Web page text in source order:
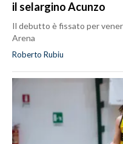
il selargino Acunzo
Il debutto è fissato per
Arena
Roberto Rubiu